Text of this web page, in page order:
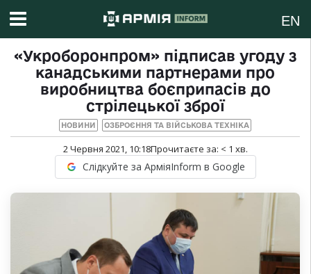
EN
«Укроборонпром» підписав угоду з
канадськими партнерами про
виробництва боєприпасів до
стрілецької зброї
НОВИНИ ОЗБРОЄННЯ ТА ВІЙСЬКОВА ТЕХНІКА
2 Червня 2021, 10:18Прочитаєте за: < 1 хв.
Слідкуйте за АрміяInform в Google